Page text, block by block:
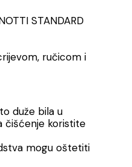
STANDARD
ručicom i
duže bila u
čišćenje koristite
mogu oštetiti